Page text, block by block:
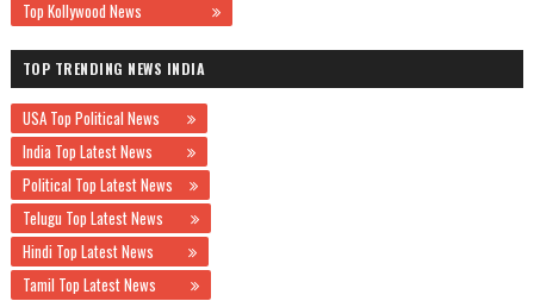
Top Kollywood News
TOP TRENDING NEWS INDIA
USA Top Political News
India Top Latest News
Political Top Latest News
Telugu Top Latest News
Hindi Top Latest News
Tamil Top Latest News